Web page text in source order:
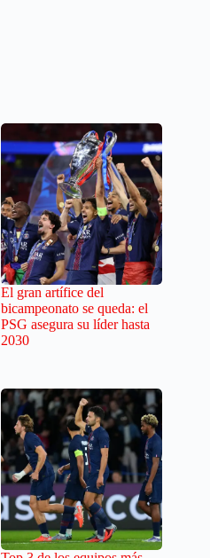
El gran artífice del
bicampeonato se queda: el
PSG asegura su líder hasta
2030